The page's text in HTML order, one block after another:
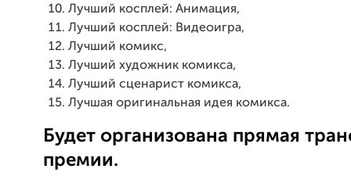
Лучший косплей: Анимация,
Лучший косплей: Видеоигра,
Лучший комикс,
Лучший художник комикса,
Лучший сценарист комикса,
Лучшая оригинальная идея комикса.
Будет организована прямая
премии.